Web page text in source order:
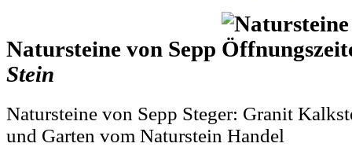
Natursteine von Sepp
Stein
Natursteine von Sepp Steger: Granit
und Garten vom Naturstein Handel